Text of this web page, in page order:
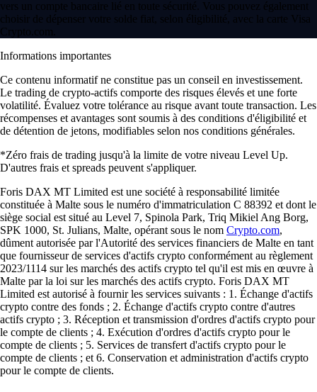
vers un compte bancaire lié en toute sécurité. Vous pouvez également
choisir de dépenser votre solde fiat, selon éligibilité, avec la carte Visa
Crypto.com.
Informations importantes
Ce contenu informatif ne constitue pas un conseil en investissement.
Le trading de crypto-actifs comporte des risques élevés et une forte
volatilité. Évaluez votre tolérance au risque avant toute transaction. Les
récompenses et avantages sont soumis à des conditions d'éligibilité et
de détention de jetons, modifiables selon nos conditions générales.
*Zéro frais de trading jusqu'à la limite de votre niveau Level Up.
D'autres frais et spreads peuvent s'appliquer.
Foris DAX MT Limited est une société à responsabilité limitée
constituée à Malte sous le numéro d'immatriculation C 88392 et dont le
siège social est situé au Level 7, Spinola Park, Triq Mikiel Ang Borg,
SPK 1000, St. Julians, Malte, opérant sous le nom Crypto.com,
dûment autorisée par l'Autorité des services financiers de Malte en tant
que fournisseur de services d'actifs crypto conformément au règlement
2023/1114 sur les marchés des actifs crypto tel qu'il est mis en œuvre à
Malte par la loi sur les marchés des actifs crypto. Foris DAX MT
Limited est autorisé à fournir les services suivants : 1. Échange d'actifs
crypto contre des fonds ; 2. Échange d'actifs crypto contre d'autres
actifs crypto ; 3. Réception et transmission d'ordres d'actifs crypto pour
le compte de clients ; 4. Exécution d'ordres d'actifs crypto pour le
compte de clients ; 5. Services de transfert d'actifs crypto pour le
compte de clients ; et 6. Conservation et administration d'actifs crypto
pour le compte de clients.